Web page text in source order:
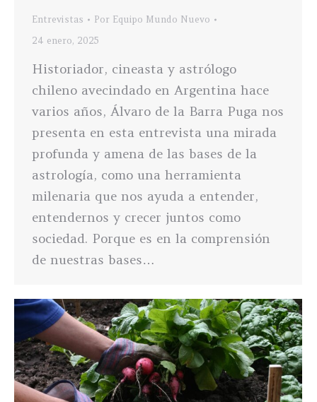
Entrevistas Por Equipo Mundo Nuevo
24 enero, 2025
Historiador, cineasta y astrólogo
chileno avecindado en Argentina hace
varios años, Álvaro de la Barra Puga nos
presenta en esta entrevista una mirada
profunda y amena de las bases de la
astrología, como una herramienta
milenaria que nos ayuda a entender,
entendernos y crecer juntos como
sociedad. Porque es en la comprensión
de nuestras bases…